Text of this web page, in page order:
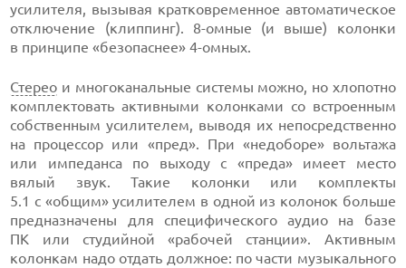
усилителя, вызывая кратковременное автоматическое
отключение (клиппинг). 8-омные (и выше) колонки
в принципе «безопаснее» 4-омных.
Стерео и многоканальные системы можно, но хлопотно
комплектовать активными колонками со встроенным
собственным усилителем, выводя их непосредственно
на процессор или «пред». При «недоборе» вольтажа
или импеданса по выходу с «преда» имеет место
вялый звук. Такие колонки или комплекты
5.1 с «общим» усилителем в одной из колонок больше
предназначены для специфического аудио на базе
ПК или студийной «рабочей станции». Активным
колонкам надо отдать должное: по части музыкального